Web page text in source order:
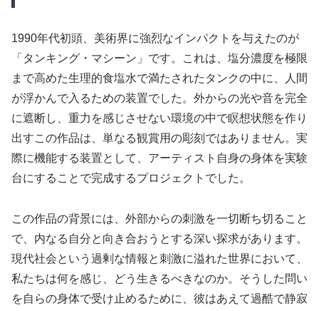
1990年代初頭、美術界に強烈なインパクトを与えたのが
「タンキング・マシーン」です。これは、塩分濃度を極限
まで高めた生理的食塩水で満たされたタンクの中に、人間
が浮かんで入るための装置でした。外からの光や音を完全
に遮断し、重力を感じさせない環境の中で瞑想状態を作り
出すこの作品は、単なる観賞用の彫刻ではありません。実
際に機能する装置として、アーティスト自身の身体を実験
台にすることで完成するプロジェクトでした。
この作品の背景には、外部からの刺激を一切断ち切ること
で、内なる自分と向き合おうとする深い探求があります。
現代社会という過剰な情報と刺激に溢れた世界において、
私たちは何を感じ、どう生きるべきなのか。そうした問い
を自らの身体で受け止めるために、彼はあえて過酷で静寂